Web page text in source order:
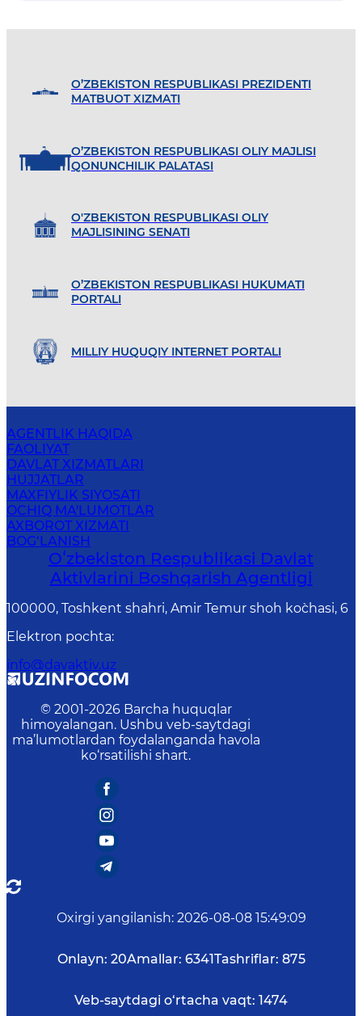
O’ZBEKISTON RESPUBLIKASI PREZIDENTI
MATBUOT XIZMATI
O’ZBEKISTON RESPUBLIKASI OLIY MAJLISI
QONUNCHILIK PALATASI
O'ZBEKISTON RESPUBLIKASI OLIY
MAJLISINING SENATI
O’ZBEKISTON RESPUBLIKASI HUKUMATI
PORTALI
MILLIY HUQUQIY INTERNET PORTALI
AGENTLIK HAQIDA
FAOLIYAT
DAVLAT XIZMATLARI
HUJJATLAR
MAXFIYLIK SIYOSATI
OCHIQ MA'LUMOTLAR
AXBOROT XIZMATI
BOG‘LANISH
Oʻzbekiston Respublikasi Davlat
Aktivlarini Boshqarish Agentligi
100000, Toshkent shahri, Amir Temur shoh ko`chasi, 6
Elektron pochta:
info@davaktiv.uz
© 2001-2026 Barcha huquqlar
himoyalangan. Ushbu veb-saytdagi
ma’lumotlardan foydalanganda havola
ko‘rsatilishi shart.
Oxirgi yangilanish: 2026-08-08 15:49:09
Onlayn: 20Amallar: 6341Tashriflar: 875
Veb-saytdagi o‘rtacha vaqt: 1474